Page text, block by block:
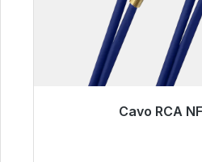
Cavo RCA
Pronto per la spedizione